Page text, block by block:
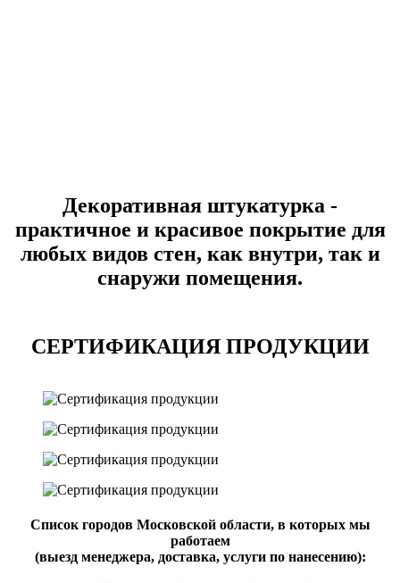
Декоративная штукатурка -
практичное и красивое покрытие для
любых видов стен, как внутри, так и
снаружи помещения.
СЕРТИФИКАЦИЯ ПРОДУКЦИИ
Список городов Московской области, в которых мы
работаем
(выезд менеджера, доставка, услуги по нанесению):